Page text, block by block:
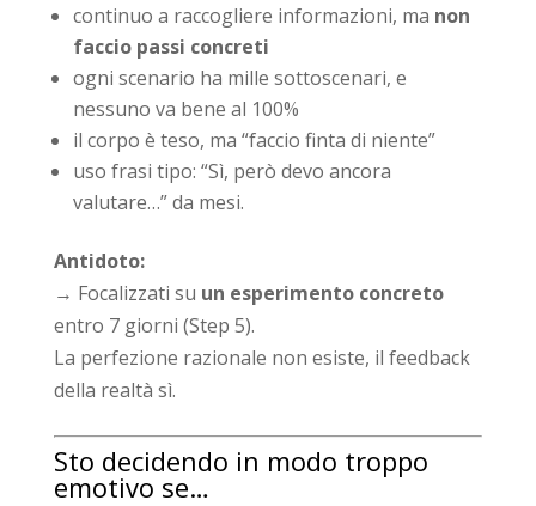
continuo a raccogliere informazioni, ma non
faccio passi concreti
ogni scenario ha mille sottoscenari, e
nessuno va bene al 100%
il corpo è teso, ma “faccio finta di niente”
uso frasi tipo: “Sì, però devo ancora
valutare…” da mesi.
Antidoto:
→ Focalizzati su un esperimento concreto
entro 7 giorni (Step 5).
La perfezione razionale non esiste, il feedback
della realtà sì.
Sto decidendo in modo troppo
emotivo se…